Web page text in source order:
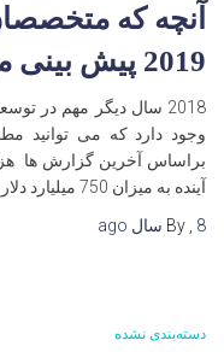
2019 پیش بینی میکندد.
2018 سال دیگر مهم در
آینده به میزان 750 میلیارد دلار برآورده خواهد شد که
By
8 سال
دسته‌بندی نشده